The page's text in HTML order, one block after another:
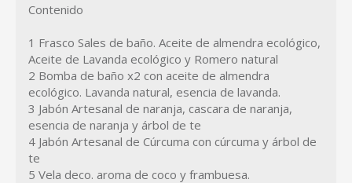
Contenido
1 Frasco Sales de baño. Aceite de almendra ecológico,
Aceite de Lavanda ecológico y Romero natural
2 Bomba de baño x2 con aceite de almendra
ecológico. Lavanda natural, esencia de lavanda.
3 Jabón Artesanal de naranja, cascara de naranja,
esencia de naranja y árbol de te
4 Jabón Artesanal de Cúrcuma con cúrcuma y árbol de
te
5 Vela deco. aroma de coco y frambuesa.